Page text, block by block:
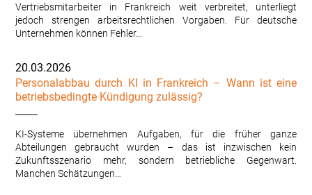
Vertriebsmitarbeiter in Frankreich weit verbreitet, unterliegt
jedoch strengen arbeitsrechtlichen Vorgaben. Für deutsche
Unternehmen können Fehler…
20.03.2026
Personalabbau durch KI in Frankreich – Wann ist eine
betriebsbedingte Kündigung zulässig?
KI-Systeme übernehmen Aufgaben, für die früher ganze
Abteilungen gebraucht wurden – das ist inzwischen kein
Zukunftsszenario mehr, sondern betriebliche Gegenwart.
Manchen Schätzungen…